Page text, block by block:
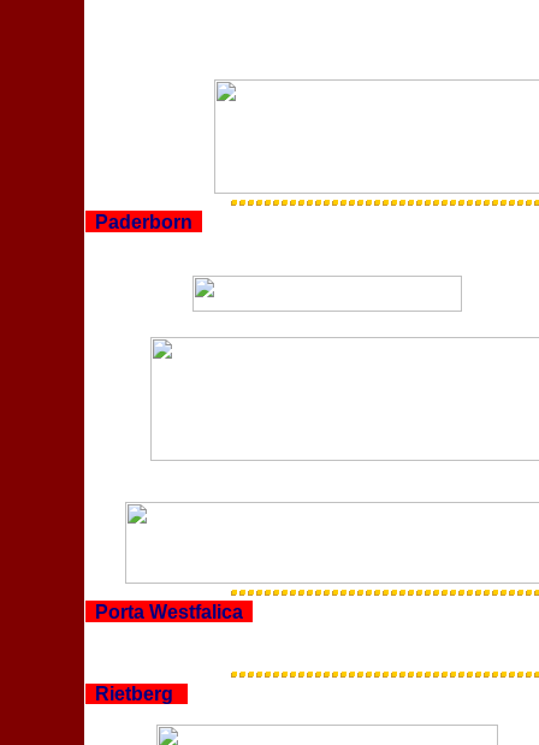
Paderborn
Porta Westfalica
Rietberg